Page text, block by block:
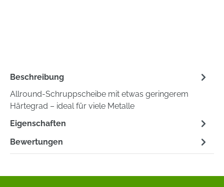
Beschreibung
Allround-Schruppscheibe mit etwas geringerem
Härtegrad – ideal für viele Metalle
Eigenschaften
Bewertungen